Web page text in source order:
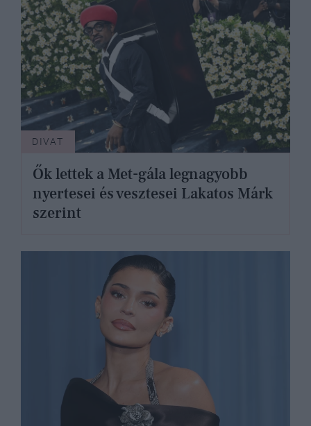
DIVAT
Ők lettek a Met-gála legnagyobb
nyertesei és vesztesei Lakatos Márk
szerint